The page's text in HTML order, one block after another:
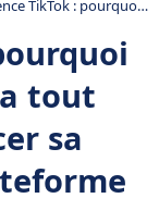
Audience TikTok : pourquoi votre entreprise a tout intérêt à renforcer sa présence sur la plateforme
tout
sa